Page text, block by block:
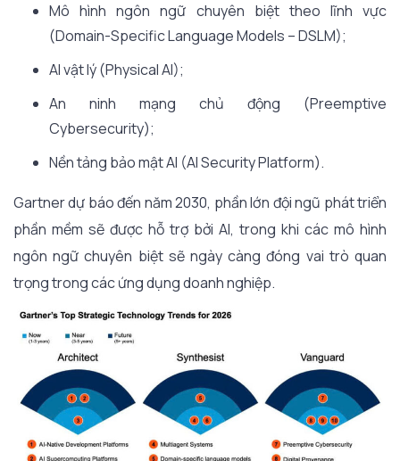
Mô hình ngôn ngữ chuyên biệt theo lĩnh vực
(Domain-Specific Language Models – DSLM);
AI vật lý (Physical AI);
An ninh mạng chủ động (Preemptive
Cybersecurity);
Nền tảng bảo mật AI (AI Security Platform).
Gartner dự báo đến năm 2030, phần lớn đội ngũ phát triển
phần mềm sẽ được hỗ trợ bởi AI, trong khi các mô hình
ngôn ngữ chuyên biệt sẽ ngày càng đóng vai trò quan
trọng trong các ứng dụng doanh nghiệp.